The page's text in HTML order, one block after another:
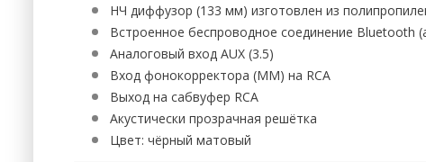
НЧ диффузор (133 мм) изготовлен из
Встроенное беспроводное соединение Bluetooth
Аналоговый вход AUX (3.5)
Вход фонокорректора (MM) на RCA
Выход на сабвуфер RCA
Акустически прозрачная решётка
Цвет: чёрный матовый